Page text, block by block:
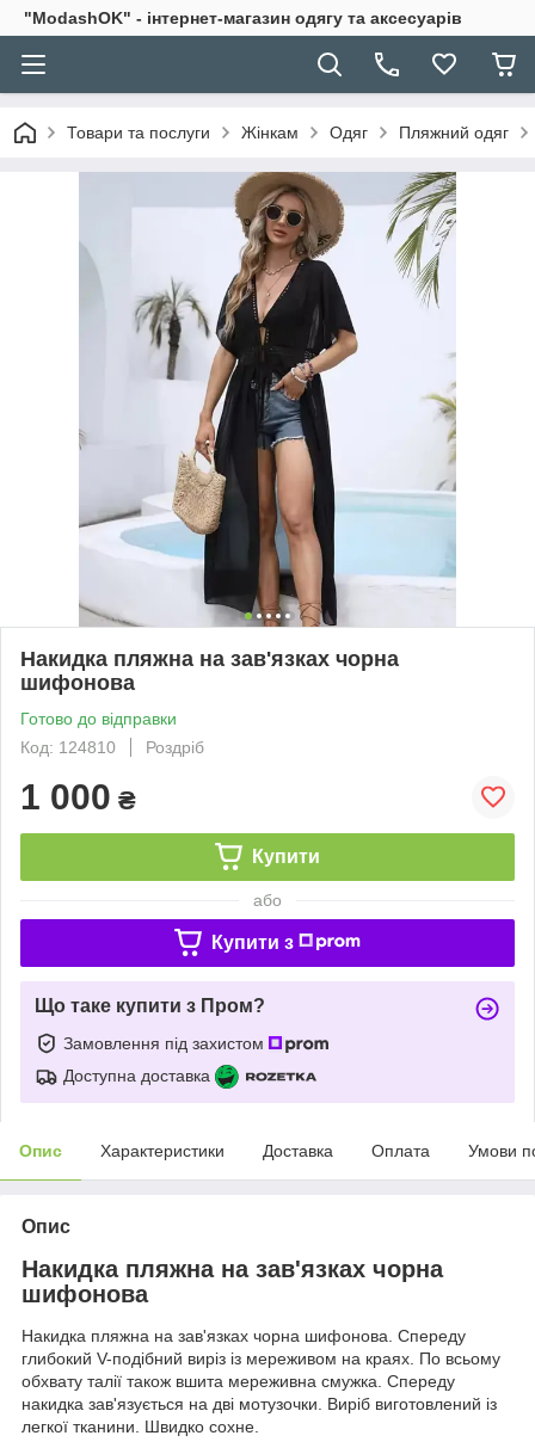
"ModashOK" - інтернет-магазин одягу та аксесуарів
Товари та послуги Жінкам Одяг Пляжний одяг
Накидка пляжна на зав'язках чорна
шифонова
Готово до відправки
Код: 124810
Роздріб
1 000 ₴
Купити
або
Купити з
Що таке купити з Пром?
Замовлення під захистом
Доступна доставка
Опис Характеристики Доставка Оплата Умови
Опис
Накидка пляжна на зав'язках чорна
шифонова
Накидка пляжна на зав'язках чорна шифонова. Спереду
глибокий V-подібний виріз із мереживом на краях. По всьому
обхвату талії також вшита мереживна смужка. Спереду
накидка зав'язується на дві мотузочки. Виріб виготовлений із
легкої тканини. Швидко сохне.